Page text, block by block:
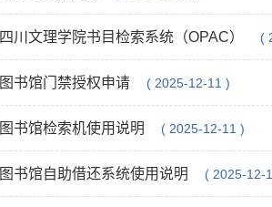
四川文理学院书目检索系统（OPAC） (
图书馆门禁授权申请 ( 2025-12-11 )
图书馆检索机使用说明 ( 2025-12-11 )
图书馆自助借还系统使用说明 ( 2025-12-